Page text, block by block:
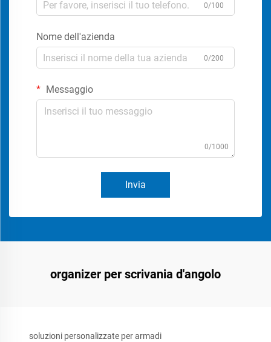
0/100
Nome dell'azienda
0/200
Messaggio
0/1000
Invia
organizer per scrivania d'angolo
soluzioni personalizzate per armadi